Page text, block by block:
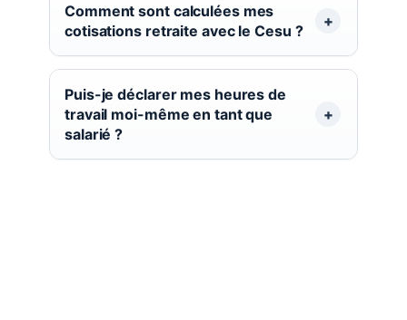
Comment sont calculées mes
cotisations retraite avec le Cesu ?
Puis-je déclarer mes heures de
travail moi-même en tant que
salarié ?